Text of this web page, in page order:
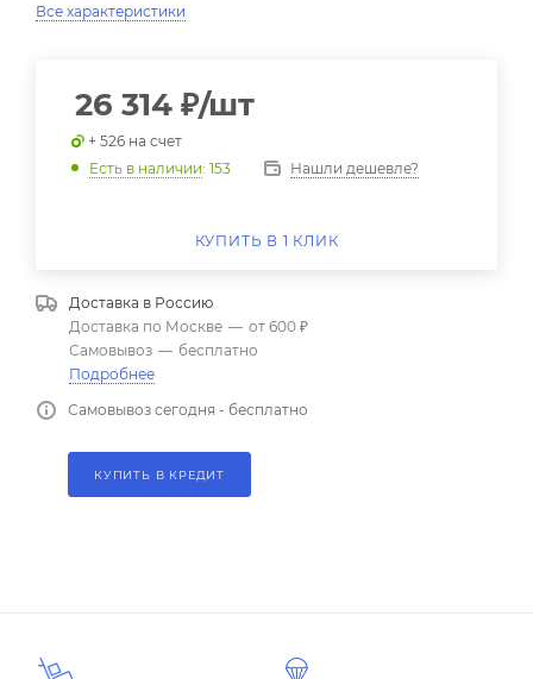
Все характеристики
26 314 ₽/шт
+ 526 на счет
Есть в наличии: 153 Нашли дешевле?
КУПИТЬ В 1 КЛИК
Доставка в Россию
Доставка по Москве — от 600 ₽
Самовывоз — бесплатно
Подробнее
Самовывоз сегодня - бесплатно
КУПИТЬ В КРЕДИТ